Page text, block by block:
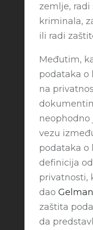
zemlje, radi
kriminala,
ili radi
Međutim,
podataka o
na
vezu
podataka o
definicija
privatnosti,
dao Gelman
zaštita
da